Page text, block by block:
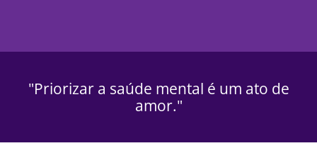
"Priorizar a saúde mental é um ato de
amor."